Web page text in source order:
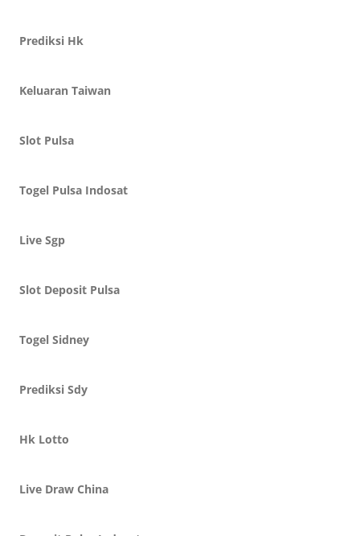
Prediksi Hk
Keluaran Taiwan
Slot Pulsa
Togel Pulsa Indosat
Live Sgp
Slot Deposit Pulsa
Togel Sidney
Prediksi Sdy
Hk Lotto
Live Draw China